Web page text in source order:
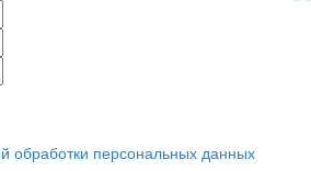
обработки персональных данных